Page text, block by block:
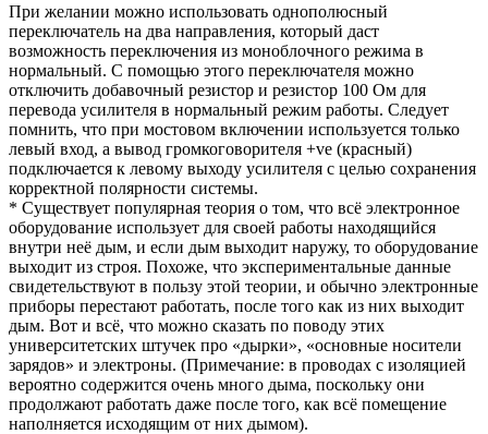
При желании можно использовать однополюсный
переключатель на два направления, который даст
возможность переключения из моноблочного режима в
нормальный. С помощью этого переключателя можно
отключить добавочный резистор и резистор 100 Ом для
перевода усилителя в нормальный режим работы. Следует
помнить, что при мостовом включении используется только
левый вход, а вывод громкоговорителя +ve (красный)
подключается к левому выходу усилителя с целью сохранения
корректной полярности системы.
* Существует популярная теория о том, что всё электронное
оборудование использует для своей работы находящийся
внутри неё дым, и если дым выходит наружу, то оборудование
выходит из строя. Похоже, что экспериментальные данные
свидетельствуют в пользу этой теории, и обычно электронные
приборы перестают работать, после того как из них выходит
дым. Вот и всё, что можно сказать по поводу этих
университетских штучек про «дырки», «основные носители
зарядов» и электроны. (Примечание: в проводах с изоляцией
вероятно содержится очень много дыма, поскольку они
продолжают работать даже после того, как всё помещение
наполняется исходящим от них дымом).